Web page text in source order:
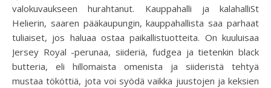
valokuvaukseen hurahtanut. Kauppahalli ja kalahalliSt
Helierin, saaren pääkaupungin, kauppahallista saa parhaat
tuliaiset, jos haluaa ostaa paikallistuotteita. On kuuluisaa
Jersey Royal -perunaa, siideriä, fudgea ja tietenkin black
butteria, eli hillomaista omenista ja siideristä tehtyä
mustaa tököttiä, jota voi syödä vaikka juustojen ja keksien